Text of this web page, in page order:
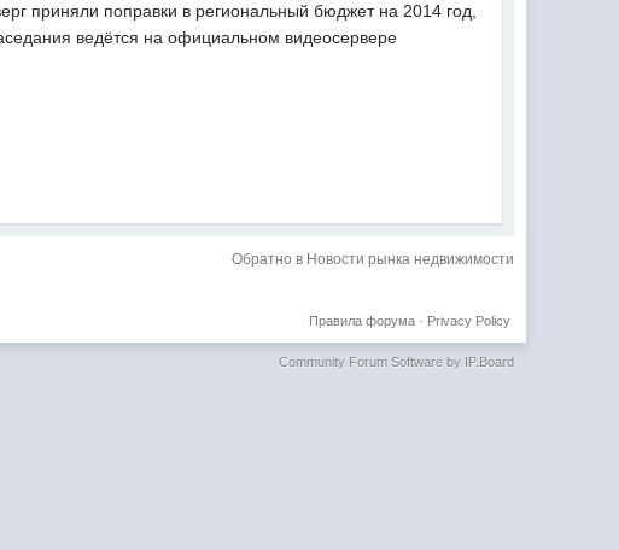
приняли поправки в региональный бюджет на 2014 год,
ведётся на официальном видеосервере
Обратно в Новости рынка недвижимости
Privacy Policy
Правила форума·
Community Forum Software by IP.Board